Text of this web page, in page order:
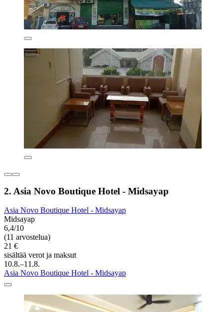
2. Asia Novo Boutique Hotel - Midsayap
Asia Novo Boutique Hotel - Midsayap
Midsayap
6,4/10
(11 arvostelua)
21 €
sisältää verot ja maksut
10.8.–11.8.
Asia Novo Boutique Hotel - Midsayap